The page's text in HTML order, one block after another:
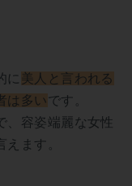
に 美人と言われる
は多いです。
、容姿端麗な女性
ます。